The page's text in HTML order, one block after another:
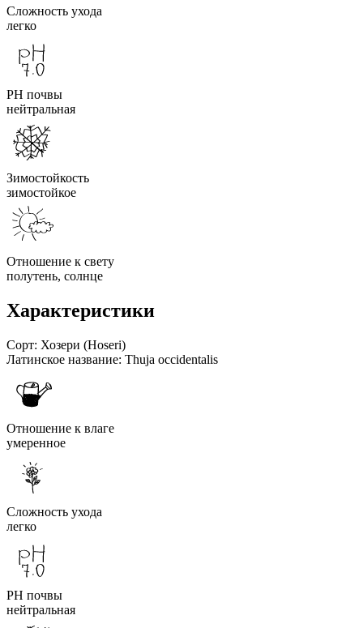
Сложность ухода
легко
PH почвы
нейтральная
Зимостойкость
зимостойкое
Отношение к свету
полутень, солнце
Характеристики
Сорт: Хозери (Hoseri)
Латинское название: Thuja occidentalis
Отношение к влаге
умеренное
Сложность ухода
легко
PH почвы
нейтральная